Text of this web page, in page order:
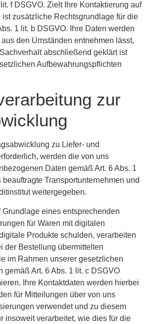
f DSGVO. Zielt Ihre Kontaktierung auf
ist zusätzliche Rechtsgrundlage für die
1 lit. b DSGVO. Ihre Daten werden
den Umständen entnehmen lässt,
abschließend geklärt ist
Aufbewahrungspflichten
zur
zu Liefer- und
werden die von uns
Daten gemäß Art. 6 Abs. 1
beauftragte Transportunternehmen und
weitergegeben.
Grundlage eines entsprechenden
für Waren mit digitalen
Produkte schulden, verarbeiten
der Bestellung übermittelten
im Rahmen unserer gesetzlichen
gemäß Art. 6 Abs. 1 lit. c DSGVO
Ihre Kontaktdaten werden hierbei
für Mitteilungen über von uns
verwendet und zu diesem
insoweit verarbeitet, wie dies für die